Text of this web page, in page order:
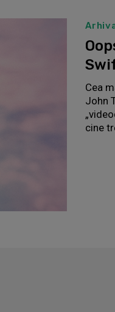
Cea
John
cine